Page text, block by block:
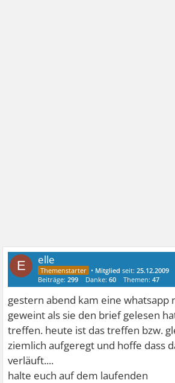
E elle
• Mitglied seit:25.12.2009
Beiträge:299 Danke:60 Themen:47
gestern abend kam eine whatsapp
geweint als sie den brief gelesen
treffen. heute ist das treffen bzw.
ziemlich aufgeregt und hoffe dass
verläuft....
halte euch auf dem laufenden